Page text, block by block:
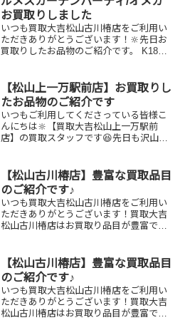
お買取りしました
いつも買取大吉松山古川椿店をご利用い
ただきありがとうございます！🔆先日お
買取りしたお品物のご紹介です。 K18リ
か？ぜひ買取大吉松山古川椿店にお査定
させてください！💫...
【松山上一万駅前店】お買取りし
たお品物のご紹介です
いつもご利用してくださっている皆様こ
んにちは🔆【買取大吉松山上一万駅前
店】の買取スタッフです😆先日も沢山の
K18/Pt850 リング テレホンカー
ド ティファニー...
【松山古川椿店】豊富な買取品目
のご紹介です♪
いつも買取大吉松山古川椿店をご利用い
ただきありがとうございます！買取大吉
松山古川椿店はお買取り品目が豊富で
たものや、片手でお持ちいただけるもの
ならお買取りできるお品が...
【松山古川椿店】豊富な買取品目
のご紹介です♪
いつも買取大吉松山古川椿店をご利用い
ただきありがとうございます！買取大吉
松山古川椿店はお買取り品目が豊富で